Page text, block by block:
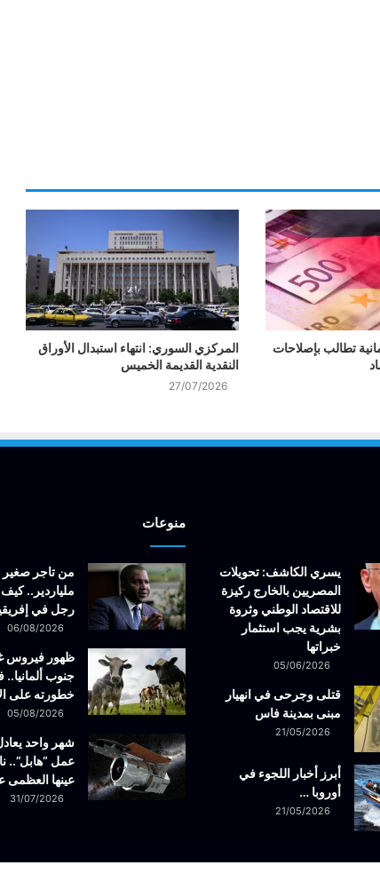
تطالب بإصلاحات
المركزي السوري: انتهاء استبدال الأوراق
النقدية القديمة الخميس
27/07/2026
يسري الكاشف: تحويلات
المصريين بالخارج ركيزة
للاقتصاد الوطني وثروة
بشرية يجب استثمار
خبراتها
05/06/2026
قتلى وجرحى في انهيار
مبنى بمدينة فاس
21/05/2026
أبرز أخبار اللجوء في
أوروبا …
21/05/2026
منوعات
من تاجر صغير
ملياردير..
رجل في
06/08/2026
ظهور فيروس
جنوب ألمانيا..
خطورته على
05/08/2026
شهر واحد
عمل “هابل”..
عينها العظمى
31/07/2026